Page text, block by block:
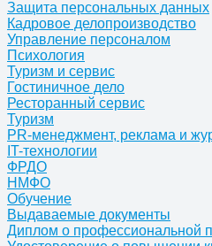
Защита персональных данных
Кадровое делопроизводство
Управление персоналом
Психология
Туризм и сервис
Гостиничное дело
Ресторанный сервис
Туризм
PR-менеджмент, реклама и
IT-технологии
ФРДО
НМФО
Обучение
Выдаваемые документы
Диплом о профессиональной